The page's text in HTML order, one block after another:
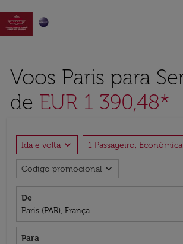

Voos Paris para
de EUR 1 390,48*
Ida e volta expand_more 1 Passageiro, Econômica
Código promocional expand_more
De
Paris (PAR), França
Para